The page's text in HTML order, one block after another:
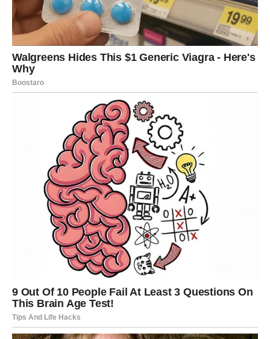
LAV
Lavovima proljeće završava u znaku ljubavne vatre. Ako
ste slobodni, jedna osoba mogla bi potpuno poremetiti
vaše planove i natjerati vas da razmišljate o ljubavi više
Zauzeti Lavovi prolaze kroz period veće strasti i bliskosti.
Partner pokazuje koliko mu značite, a vi konačno dobijate
pažnju koju zaslužujete.
DJEVICA
Djevice će do kraja proljeća naučiti važnu lekciju o
emocijama. Predugo ste pokušavali da sve razumijete
razumom, a sada dolazi period kada ćete morati više
Jedan odnos mogao bi vas iznenaditi dubinom osjećanja
koja budi u vama. Pred vama je prilika da se otvorite za